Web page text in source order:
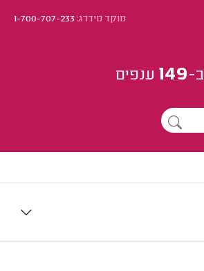
מוקד מידרג:1-700-707-233
ב-149 ענפים